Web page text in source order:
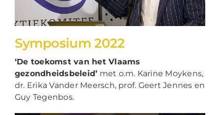
Symposium 2022
‘De toekomst van het Vlaams
gezondheidsbeleid’ met o.m. Karine Moykens,
dr. Erika Vander Meersch, prof. Geert Jennes en
Guy Tegenbos.